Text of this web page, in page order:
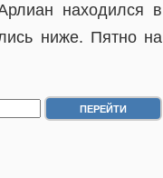
находился в
ниже. Пятно на